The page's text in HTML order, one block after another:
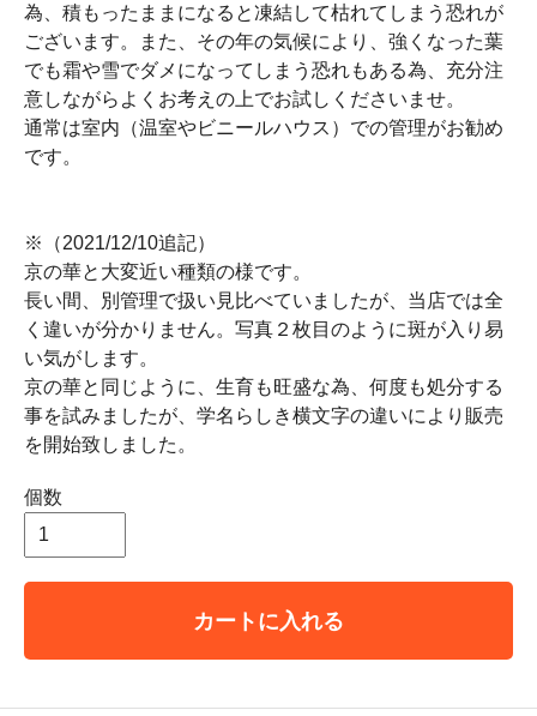
為、積もったままになると凍結して枯れてしまう恐れが
ございます。また、その年の気候により、強くなった葉
でも霜や雪でダメになってしまう恐れもある為、充分注
意しながらよくお考えの上でお試しくださいませ。
通常は室内（温室やビニールハウス）での管理がお勧め
です。
※（2021/12/10追記）
京の華と大変近い種類の様です。
長い間、別管理で扱い見比べていましたが、当店では全
く違いが分かりません。写真２枚目のように斑が入り易
い気がします。
京の華と同じように、生育も旺盛な為、何度も処分する
事を試みましたが、学名らしき横文字の違いにより販売
を開始致しました。
個数
カートに入れる